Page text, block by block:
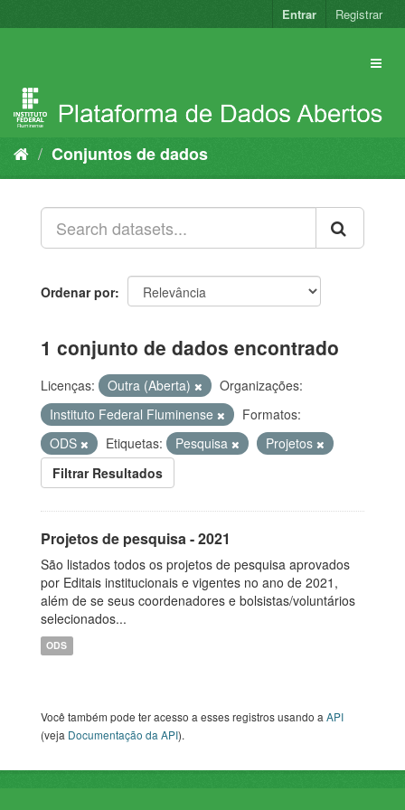
para
Entrar Registrar
Conjuntos de dados
Ordenar por
1 conjunto de dados encontrado
Licenças: Outra (Aberta)
Organizações:
Instituto Federal Fluminense
Formatos:
ODS
Etiquetas: Pesquisa
Projetos
Filtrar Resultados
Projetos de pesquisa - 2021
São listados todos os projetos de pesquisa aprovados
por Editais institucionais e vigentes no ano de 2021,
além de se seus coordenadores e bolsistas/voluntários
selecionados...
ODS
Você também pode ter acesso a esses registros usando aAPI
(veja Documentação da API).